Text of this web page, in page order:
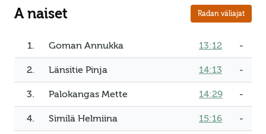
A naiset Radan väliajat
1. Goman Annukka 13:12 -
2. Länsitie Pinja 14:13 -
3. Palokangas Mette 14:29 -
4. Similä Helmiina 15:16 -